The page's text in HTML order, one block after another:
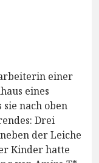
einer
eines
nach oben
Drei
der Leiche
Kinder hatte